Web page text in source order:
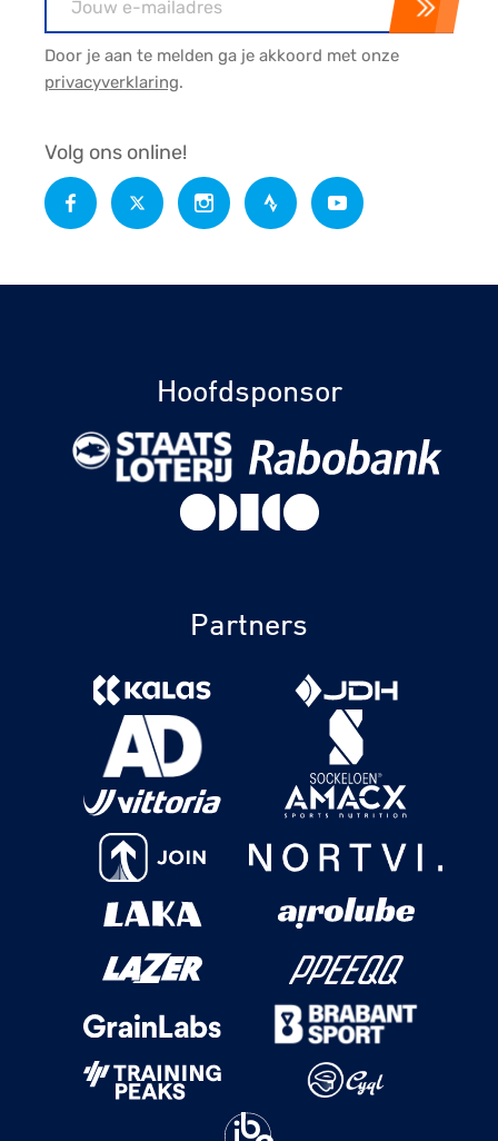
Door je aan te melden ga je akkoord met onze
privacyverklaring.
Volg ons online!
Hoofdsponsor
Partners